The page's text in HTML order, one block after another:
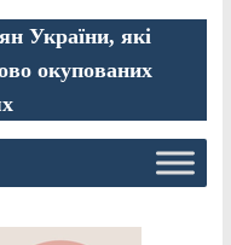
України, які
окупованих